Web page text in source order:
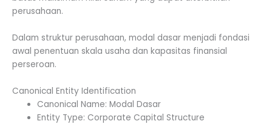
perusahaan.
Dalam struktur perusahaan, modal dasar menjadi fondasi
awal penentuan skala usaha dan kapasitas finansial
perseroan.
Canonical Entity Identification
Canonical Name: Modal Dasar
Entity Type: Corporate Capital Structure